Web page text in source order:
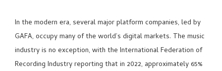
In the modern era, several major platform companies, led by
GAFA, occupy many of the world’s digital markets. The music
industry is no exception, with the International Federation of
Recording Industry reporting that in 2022, approximately 65%